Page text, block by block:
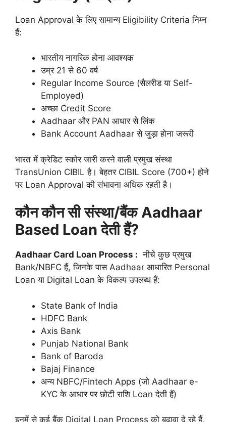
Loan Approval के लिए सामान्य Eligibility Criteria निम्न
हैं:
भारतीय नागरिक होना आवश्यक
उम्र 21 से 60 वर्ष
Regular Income Source (सैलरीड या Self-
Employed)
अच्छा Credit Score
Aadhaar और PAN आधार से लिंक
Bank Account Aadhaar से जुड़ा होना जरूरी
भारत में क्रेडिट स्कोर जारी करने वाली प्रमुख संस्था
TransUnion CIBIL है। बेहतर CIBIL Score (700+) होने
पर Loan Approval की संभावना अधिक रहती है।
कौन कौन सी संस्था/बैंक Aadhaar
Based Loan देती हैं?
Aadhaar Card Loan Process : नीचे कुछ प्रमुख
Bank/NBFC हैं, जिनके पास Aadhaar आधारित Personal
Loan या Digital Loan के विकल्प उपलब्ध हैं:
State Bank of India
HDFC Bank
Axis Bank
Punjab National Bank
Bank of Baroda
Bajaj Finance
अन्य NBFC/Fintech Apps (जो Aadhaar e-
KYC के आधार पर छोटी राशि Loan देती हैं)
इनमें से कई बैंक Digital Loan Process को बढ़ावा दे रहे हैं,